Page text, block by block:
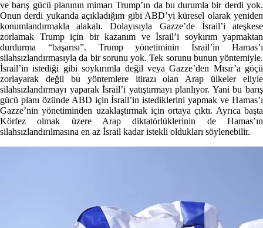
ve barış gücü planının mimarı Trump’ın da bu durumla bir derdi yok.
Onun derdi yukarıda açıkladığım gibi ABD’yi küresel olarak yeniden
konumlandırmakla alakalı. Dolayısıyla Gazze’de İsrail’i ateşkese
zorlamak Trump için bir kazanım ve İsrail’i soykırım yapmaktan
durdurma “başarısı”. Trump yönetiminin İsrail’in Hamas’ı
silahsızlandırmasıyla da bir sorunu yok. Tek sorunu bunun yöntemiyle.
İsrail’in istediği gibi soykırımla değil veya Gazze’den Mısır’a göçü
zorlayarak değil bu yöntemlere itirazı olan Arap ülkeler eliyle
silahsızlandırmayı yaparak İsrail’i yatıştırmayı planlıyor. Yani bu barış
gücü planı özünde ABD için İsrail’in istediklerini yapmak ve Hamas’ı
Gazze’nin yönetiminden uzaklaştırmak için ortaya çıktı. Ayrıca başta
Körfez olmak üzere Arap diktatörlüklerinin de Hamas’ın
silahsızlandırılmasına en az İsrail kadar istekli oldukları söylenebilir.